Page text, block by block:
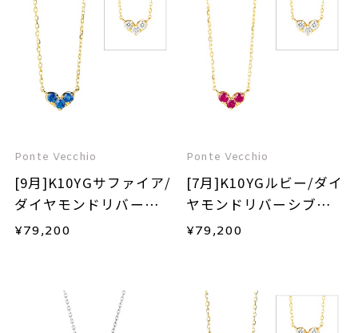
Ponte Vecchio
[9月]K10YGサファイア/
ダイヤモンドリバーシ
ブルネックレス
¥79,200
Ponte Vecchio
[7月]K10YGルビー/ダイ
ヤモンドリバーシブル
ネックレス
¥79,200